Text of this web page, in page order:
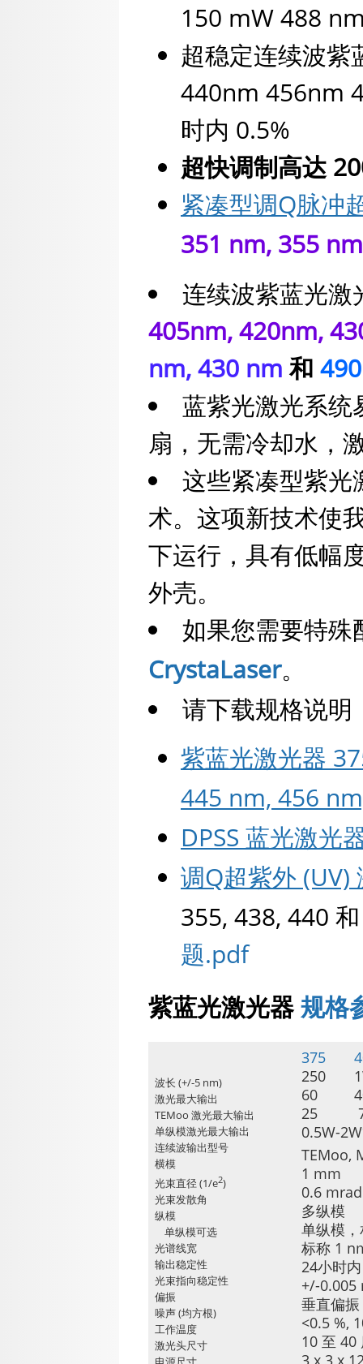
150 mW 488
超稳定连续波
440nm 456nm
时内 0.5%
超快调制高达
紧凑型调Q脉冲
351 nm, 355 nm
连续波紫蓝光激
405nm, 420nm,
nm, 430 nm 和
蓝紫光激光系统
扇，无需冷却水，
这些紧凑型紫光
术。这项新技术使
下运行，具有低幅
外壳。
如果您需要特殊
CrystaLaser。
请下载规格说明
紫蓝光激光器
445 nm, 456
DPSS 蓝光激光
调Q超紫外 (UV)
355, 438, 440
题.pdf
紫蓝光激光器规格
波长 (+/-5 nm)
激光最大输出
TEMoo 激光最大输出
单纵模激光最大输出
连续波输出型号
横模
光束直径 (1/e2)
光束发散角
纵模
单纵模可选
光谱线宽
输出稳定性
光束指向稳定性
偏振
噪声 (均方根)
工作温度
激光头尺寸
375
250
60
25
0.5W-
TEMoo,
1 mm
0.6 mrad
多纵模
单纵模
标称 1
24小时
+/-0.005
垂直偏
<0.5 %,
10 至 40